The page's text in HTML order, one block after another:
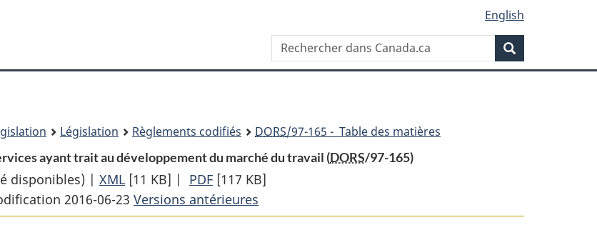
principal
À
site
version
English
Rechercher
dans
Canada.ca
Législation Règlements codifiés DORS/97-165 - Table des matières
ayant trait au développement du marché du travail (DORS/97-165)
disponibles) | XML Texte
complet
:
[11 KB] | PDF Texte
complet
:
[117 KB]
2016-06-23 Versions antérieures